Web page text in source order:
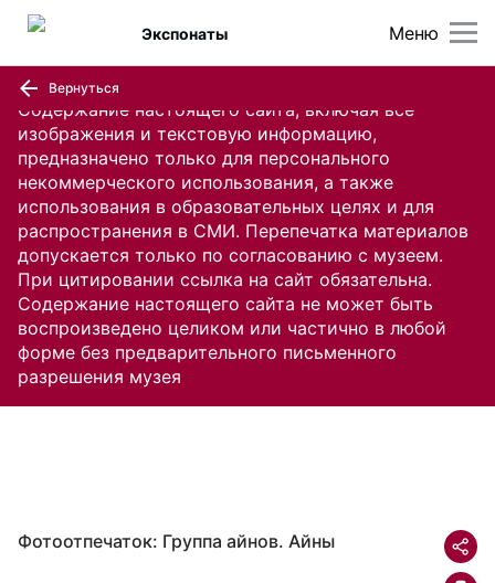
Содержание настоящего сайта, включая все
изображения и текстовую информацию,
предназначено только для персонального
некоммерческого использования, а также
использования в образовательных целях и для
распространения в СМИ. Перепечатка материалов
допускается только по согласованию с музеем.
При цитировании ссылка на сайт обязательна.
Содержание настоящего сайта не может быть
воспроизведено целиком или частично в любой
форме без предварительного письменного
разрешения музея
Меню
Экспонаты
Вернуться
Фотоотпечаток: Группа айнов. Айны